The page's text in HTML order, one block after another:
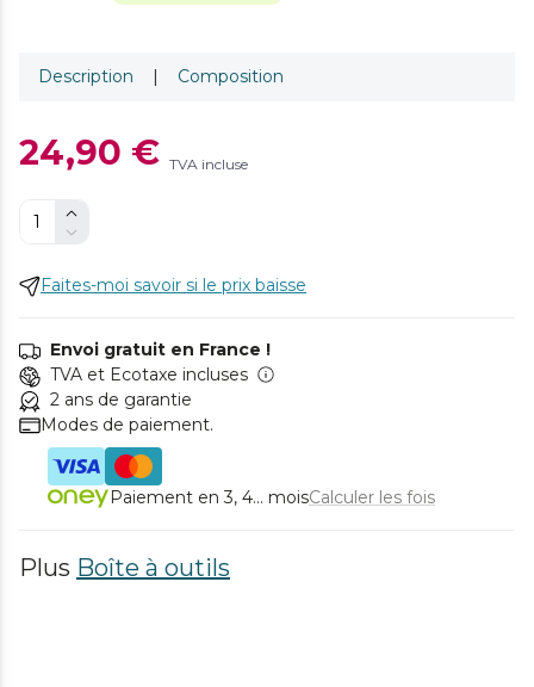
Description | Composition
24,90 € TVA incluse
Faites-moi savoir si le prix baisse
Envoi gratuit en France !
TVA et Ecotaxe incluses
2 ans de garantie
Modes de paiement.
Paiement en 3, 4... moisCalculer les fois
Plus Boîte à outils